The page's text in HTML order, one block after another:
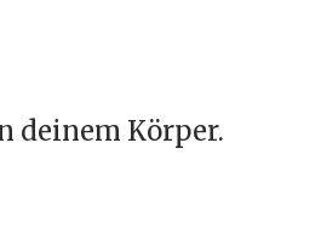
deinem Körper.